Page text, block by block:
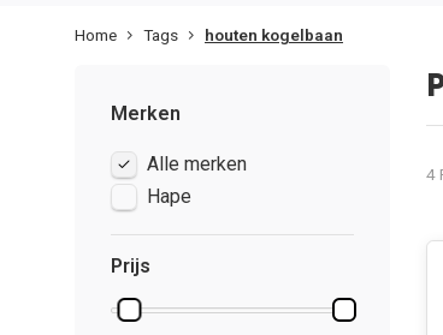
Home Tags houten kogelbaan
Merken
Alle merken
Hape
Prijs
4